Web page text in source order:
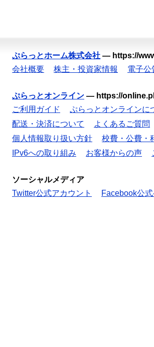
ぷらっとホーム株式会社 — https://
会社概要
株主・投資家情報 電子公
ぷらっとオンライン — https://
ご利用ガイド
ぷらっとオンラインに
配送・決済について
よくあるご質問
個人情報取り扱い方針
校費・公費・
IPv6への取り組み
お客様からの声
ソーシャルメディア
Twitter公式アカウント
Facebook公